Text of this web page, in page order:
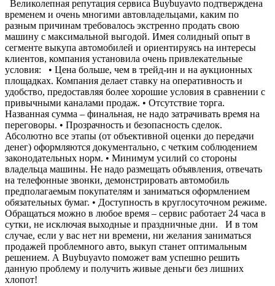
Великолепная репутация сервиса Buybuyavto подтверждена
временем и очень многими автовладельцами, каким по
разным причинам требовалось экстренно продать свою
машину с максимальной выгодой. Имея солидный опыт в
сегменте выкупа автомобилей и ориентируясь на интересы
клиентов, компания установила очень привлекательные
условия: • Цена больше, чем в трейд-ин и на аукционных
площадках. Компания делает ставку на оперативность и
удобство, предоставляя более хорошие условия в сравнении с
привычными каналами продаж. • Отсутствие торга.
Названная сумма – финальная, не надо затрачивать время на
переговоры. • Прозрачность и безопасность сделок.
Абсолютно все этапы (от объективной оценки до передачи
денег) оформляются документально, с четким соблюдением
законодательных норм. • Минимум усилий со стороны
владельца машины. Не надо размещать объявления, отвечать
на телефонные звонки, демонстрировать автомобиль
предполагаемым покупателям и заниматься оформлением
обязательных бумаг. • Доступность в круглосуточном режиме.
Обращаться можно в любое время – сервис работает 24 часа в
сутки, не исключая выходные и праздничные дни. И в том
случае, если у вас нет ни времени, ни желания заниматься
продажей проблемного авто, выкуп станет оптимальным
решением. А Buybuyavto поможет вам успешно решить
данную проблему и получить живые деньги без лишних
хлопот!